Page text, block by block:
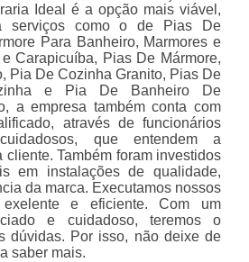
Ideal é a opção mais viável,
serviços como o de Pias De
Para Banheiro, Marmores e
Carapicuíba, Pias De Mármore,
Pia De Cozinha Granito, Pias De
e Pia De Banheiro De
a empresa também conta com
através de funcionários
que entendem a
cliente. Também foram investidos
em instalações de qualidade,
da marca. Executamos nossos
e eficiente. Com um
e cuidadoso, teremos o
dúvidas. Por isso, não deixe de
saber mais.